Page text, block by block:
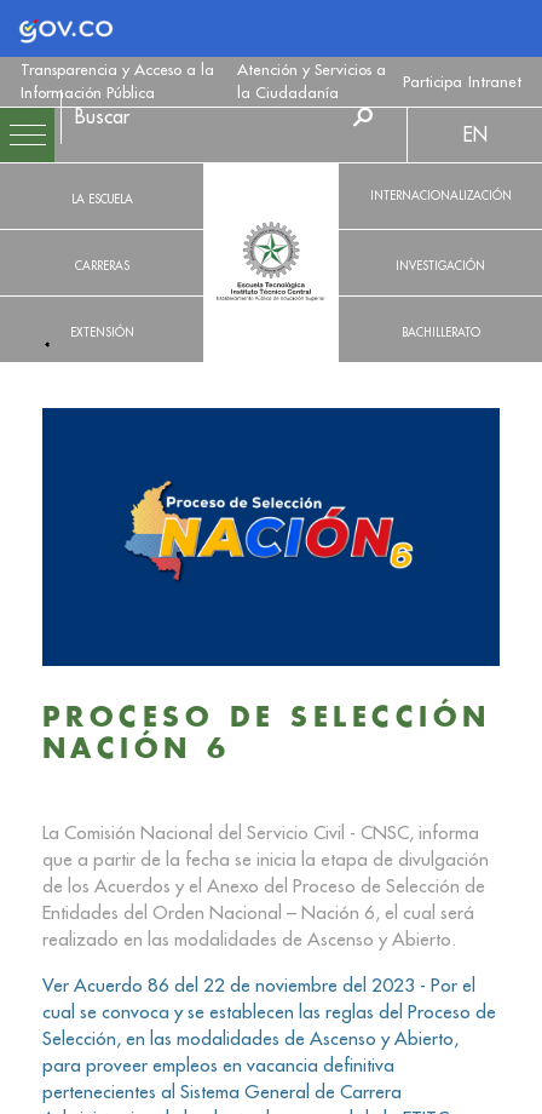
Logo Gobierno de Colombia
Transparencia y Acceso a la
Información Pública
Atención y Servicios a
la Ciudadanía
Participa Intranet
LA ESCUELA
CARRERAS
EXTENSIÓN
EN
INTERNACIONALIZACIÓN
INVESTIGACIÓN
BACHILLERATO
PROCESO DE SELECCIÓN
NACIÓN 6
La Comisión Nacional del Servicio Civil - CNSC, informa
que a partir de la fecha se inicia la etapa de divulgación
de los Acuerdos y el Anexo del Proceso de Selección de
Entidades del Orden Nacional – Nación 6, el cual será
realizado en las modalidades de Ascenso y Abierto.
Ver Acuerdo 86 del 22 de noviembre del 2023 - Por el
cual se convoca y se establecen las reglas del Proceso de
Selección, en las modalidades de Ascenso y Abierto,
para proveer empleos en vacancia definitiva
pertenecientes al Sistema General de Carrera